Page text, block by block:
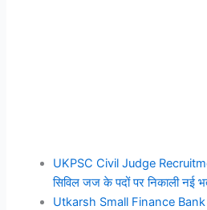
UKPSC Civil Judge
सिविल जज के पदों पर निकाली नई
Utkarsh Small Finance